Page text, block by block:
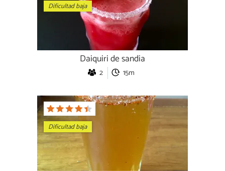
Dificultad baja
Daiquiri de sandia
2 15m
Dificultad baja